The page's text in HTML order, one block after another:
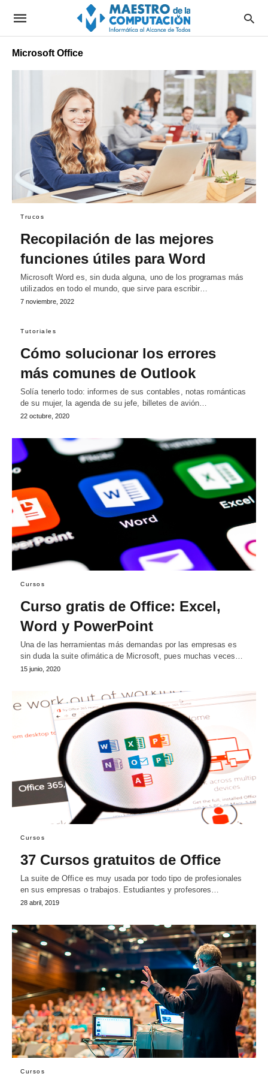
Microsoft Office
Trucos
Recopilación de las mejores
funciones útiles para Word
Microsoft Word es, sin duda alguna, uno de los programas más
utilizados en todo el mundo, que sirve para escribir…
7 noviembre, 2022
Tutoriales
Cómo solucionar los errores
más comunes de Outlook
Solía tenerlo todo: informes de sus contables, notas románticas
de su mujer, la agenda de su jefe, billetes de avión…
22 octubre, 2020
Cursos
Curso gratis de Office: Excel,
Word y PowerPoint
Una de las herramientas más demandas por las empresas es
sin duda la suite ofimática de Microsoft, pues muchas veces…
15 junio, 2020
Cursos
37 Cursos gratuitos de Office
La suite de Office es muy usada por todo tipo de profesionales
en sus empresas o trabajos. Estudiantes y profesores…
28 abril, 2019
Cursos